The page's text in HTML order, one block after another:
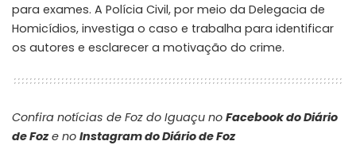
para exames. A Polícia Civil, por meio da Delegacia de
Homicídios, investiga o caso e trabalha para identificar
os autores e esclarecer a motivação do crime.
Confira notícias de Foz do Iguaçu no Facebook do Diário
de Foze no Instagram do Diário de Foz